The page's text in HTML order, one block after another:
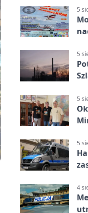
5
5
5
5
4